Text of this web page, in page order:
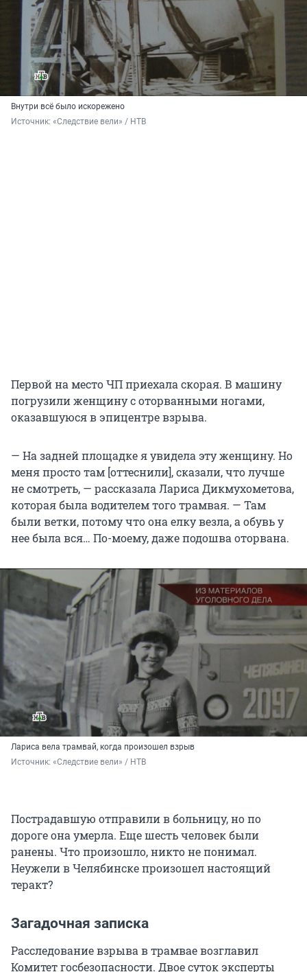
Внутри всё было искорежено
Источник: «Следствие вели» / НТВ
Первой на место ЧП приехала скорая. В машину
погрузили женщину с оторванными ногами,
оказавшуюся в эпицентре взрыва.
— На задней площадке я увидела эту женщину. Но
меня просто там [оттеснили], сказали, что лучше
не смотреть, — рассказала Лариса Дикмухометова,
которая была водителем того трамвая. — Там
были ветки, потому что она елку везла, а обувь у
нее была вся… По-моему, даже подошва оторвана.
Лариса вела трамвай, когда произошел взрыв
Источник: «Следствие вели» / НТВ
Пострадавшую отправили в больницу, но по
дороге она умерла. Еще шесть человек были
ранены. Что произошло, никто не понимал.
Неужели в Челябинске произошел настоящий
теракт?
Загадочная записка
Расследование взрыва в трамвае возглавил
Комитет госбезопасности. Двое суток эксперты